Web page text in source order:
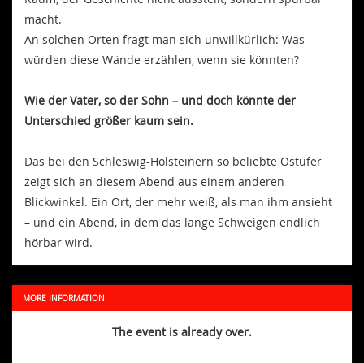
macht.
An solchen Orten fragt man sich unwillkürlich: Was
würden diese Wände erzählen, wenn sie könnten?
Wie der Vater, so der Sohn – und doch könnte der
Unterschied größer kaum sein.
Das bei den Schleswig-Holsteinern so beliebte Ostufer
zeigt sich an diesem Abend aus einem anderen
Blickwinkel. Ein Ort, der mehr weiß, als man ihm ansieht
– und ein Abend, in dem das lange Schweigen endlich
hörbar wird.
MORE INFORMATION
The event is already over.